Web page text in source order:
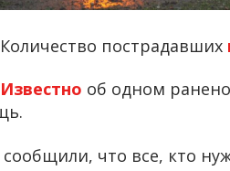
Количество пострадавших
Известно об одном
что все, кто